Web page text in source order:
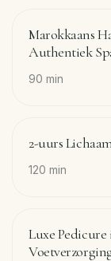
Marokkaans
Authentiek
90 min
2-uurs
120 min
Luxe